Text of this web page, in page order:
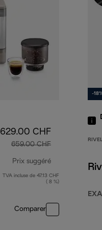
629.00 CHF
659.00 CHF
Prix suggéré
prix original
TVA incluse de 47.13 CHF
( 8 %)
Comparer
-